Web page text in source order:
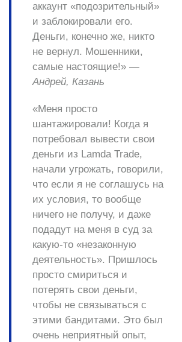
аккаунт «подозрительный»
и заблокировали его.
Деньги, конечно же, никто
не вернул. Мошенники,
самые настоящие!» —
Андрей, Казань
«Меня просто
шантажировали! Когда я
потребовал вывести свои
деньги из Lamda Trade,
начали угрожать, говорили,
что если я не соглашусь на
их условия, то вообще
ничего не получу, и даже
подадут на меня в суд за
какую-то «незаконную
деятельность». Пришлось
просто смириться и
потерять свои деньги,
чтобы не связываться с
этими бандитами. Это был
очень неприятный опыт,